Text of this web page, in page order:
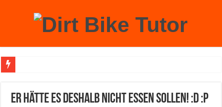
Er hätte es deshalb nicht essen sollen! :D :P